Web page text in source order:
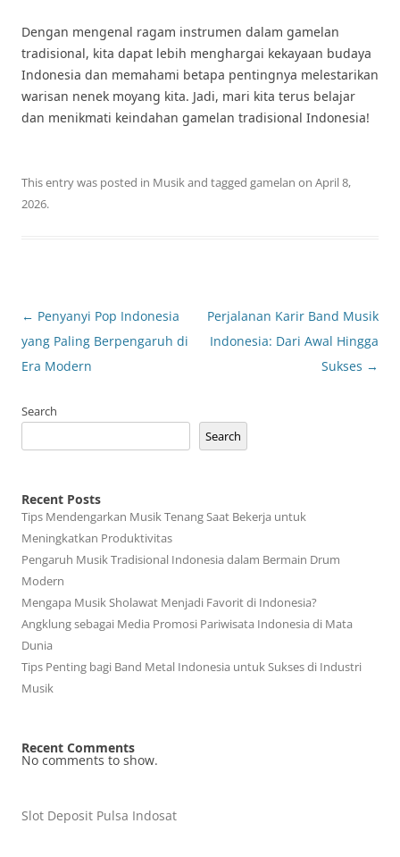
Dengan mengenal ragam instrumen dalam gamelan
tradisional, kita dapat lebih menghargai kekayaan budaya
Indonesia dan memahami betapa pentingnya melestarikan
warisan nenek moyang kita. Jadi, mari kita terus belajar
dan menikmati keindahan gamelan tradisional Indonesia!
This entry was posted in Musikand tagged gamelan on April 8,
2026.
Post
navigation
← Penyanyi Pop Indonesia
yang Paling Berpengaruh di
Era Modern
Perjalanan Karir Band Musik
Indonesia: Dari Awal Hingga
Sukses →
Search
Search
Recent Posts
Tips Mendengarkan Musik Tenang Saat Bekerja untuk
Meningkatkan Produktivitas
Pengaruh Musik Tradisional Indonesia dalam Bermain Drum
Modern
Mengapa Musik Sholawat Menjadi Favorit di Indonesia?
Angklung sebagai Media Promosi Pariwisata Indonesia di Mata
Dunia
Tips Penting bagi Band Metal Indonesia untuk Sukses di Industri
Musik
Recent Comments
No comments to show.
Slot Deposit Pulsa Indosat